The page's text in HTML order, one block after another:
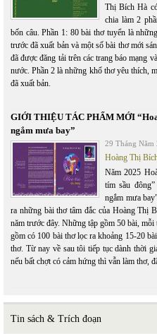
Thị Bích Hà
chia làm 2
bốn câu. Phần 1: 80 bài thơ tuyển là
trước đã xuất bản và một số bài thơ mới
đã được đăng tải trên các trang báo mạng
nước. Phần 2 là những khổ thơ yêu thích,
đã xuất bản.
GIỚI THIỆU TÁC PHẨM MỚI
ngắm mưa bay”
29 Tháng Năm
Hoàng Thị
Năm 2025
tím sầu
ngắm mưa
ra những bài thơ tâm đắc của Hoàng Thị
năm trước đây. Những tập gồm 50 bài,
gồm có 100 bài thơ lọc ra khoảng 15-20
thơ. Từ nay về sau tôi tiếp tục dành thời
nếu bất chợt có cảm hứng thì vẫn làm thơ,
Tin sách & Trích đoạn